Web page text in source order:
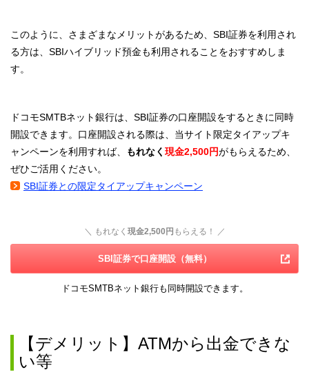
このように、さまざまなメリットがあるため、SBI証券を利用され
る方は、SBIハイブリッド預金も利用されることをおすすめしま
す。
ドコモSMTBネット銀行は、SBI証券の口座開設をするときに同時
開設できます。口座開設される際は、当サイト限定タイアップキ
ャンペーンを利用すれば、
もれなく 現金2,500円がもらえるため、
ぜひご活用ください。
SBI証券との限定タイアップキャンペーン
＼ もれなく 現金2,500円 もらえる！ ／
SBI証券で口座開設（無料）
ドコモSMTBネット銀行も同時開設できます。
【デメリット】ATMから出金できな
い等